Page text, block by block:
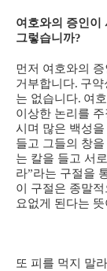
여호와의 증인이
그렇습니까?
먼저 여호와의
거부합니다. 구약
는 없습니다. 여
이상한 논리를
시며 많은 백성
들고 그들의 창
는 칼을 들고 서
라”라는 구절을
이 구절은 종말
요없게 된다는
또 피를 먹지 말